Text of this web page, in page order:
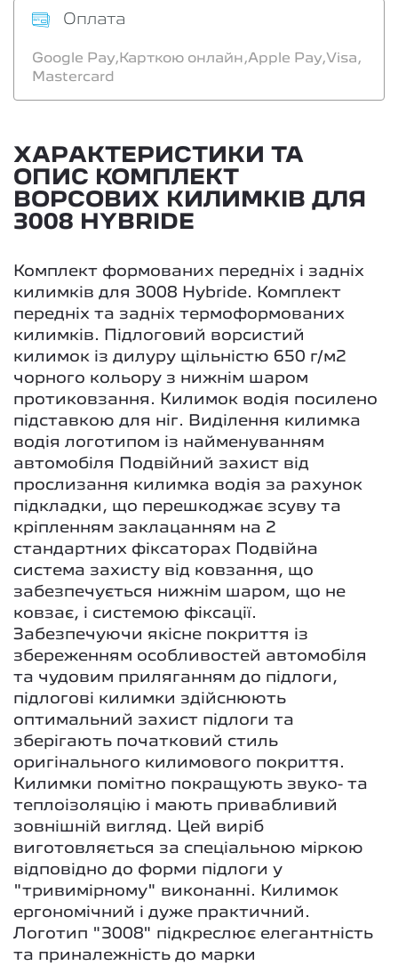
Оплата
Google Pay, Карткою онлайн,Apple Pay,Visa,
Mastercard
ХАРАКТЕРИСТИКИ ТА
ОПИС КОМПЛЕКТ
ВОРСОВИХ КИЛИМКІВ ДЛЯ
3008 HYBRIDE
Комплект формованих передніх і задніх
килимків для 3008 Hybride. Комплект
передніх та задніх термоформованих
килимків. Підлоговий ворсистий
килимок із дилуру щільністю 650 г/м2
чорного кольору з нижнім шаром
протиковзання. Килимок водія посилено
підставкою для ніг. Виділення килимка
водія логотипом із найменуванням
автомобіля Подвійний захист від
прослизання килимка водія за рахунок
підкладки, що перешкоджає зсуву та
кріпленням заклацанням на 2
стандартних фіксаторах Подвійна
система захисту від ковзання, що
забезпечується нижнім шаром, що не
ковзає, і системою фіксації.
Забезпечуючи якісне покриття із
збереженням особливостей автомобіля
та чудовим приляганням до підлоги,
підлогові килимки здійснюють
оптимальний захист підлоги та
зберігають початковий стиль
оригінального килимового покриття.
Килимки помітно покращують звуко- та
теплоізоляцію і мають привабливий
зовнішній вигляд. Цей виріб
виготовляється за спеціальною міркою
відповідно до форми підлоги у
"тривимірному" виконанні. Килимок
ергономічний і дуже практичний.
Логотип "3008" підкреслює елегантність
та приналежність до марки